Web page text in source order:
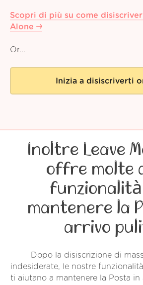
Scopri di più su come
Alone
Or...
Inizia a disiscriverti
Inoltre Leave
offre molte
mantenere la
arrivo
Dopo la disiscrizione di
indesiderate, le nostre funzionalità
ti aiutano a mantenere la Posta in